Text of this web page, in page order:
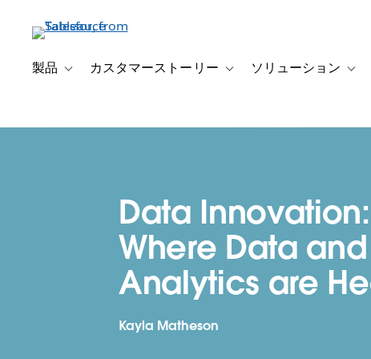
ン
製品 Toggle sub-navigation for 製品
カスタマーストーリー Toggle sub-navigation for カス
ソリューション
Data Innovation:
Where Data and
Analytics are
Kayla Matheson